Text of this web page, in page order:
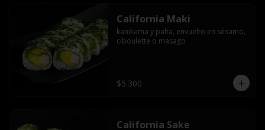
California Maki
kanikama y palta, envuelto en sésamo,
ciboulette o masago
$5.300
California Sake